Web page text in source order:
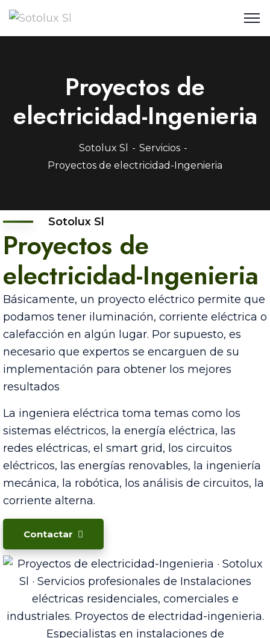
Proyectos de
electricidad-Ingenieria
Sotolux Sl
Servicios
Proyectos de electricidad-Ingenieria
Sotolux Sl
Proyectos de
electricidad-Ingenieria
Básicamente, un proyecto eléctrico permite que
podamos tener iluminación, corriente eléctrica o
calefacción en algún lugar. Por supuesto, es
necesario que expertos se encarguen de su
implementación para obtener los mejores
resultados
La ingeniera eléctrica toma temas como los
sistemas eléctricos, la energía eléctrica, las
redes eléctricas, el smart grid, los circuitos
eléctricos, las energías renovables, la ingeniería
mecánica, la robótica, los análisis de circuitos, la
corriente alterna.
Contactar